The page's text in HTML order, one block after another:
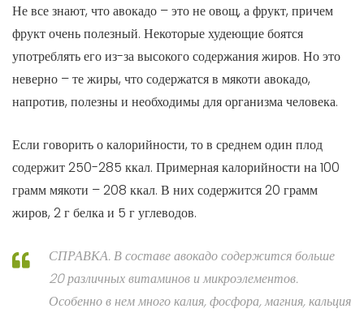
Не все знают, что авокадо – это не овощ, а фрукт, причем
фрукт очень полезный. Некоторые худеющие боятся
употреблять его из-за высокого содержания жиров. Но это
неверно – те жиры, что содержатся в мякоти авокадо,
напротив, полезны и необходимы для организма человека.
Если говорить о калорийности, то в среднем один плод
содержит 250-285 ккал. Примерная калорийности на 100
грамм мякоти – 208 ккал. В них содержится 20 грамм
жиров, 2 г белка и 5 г углеводов.
СПРАВКА. В составе авокадо содержится больше
20 различных витаминов и микроэлементов.
Особенно в нем много калия, фосфора, магния, кальция